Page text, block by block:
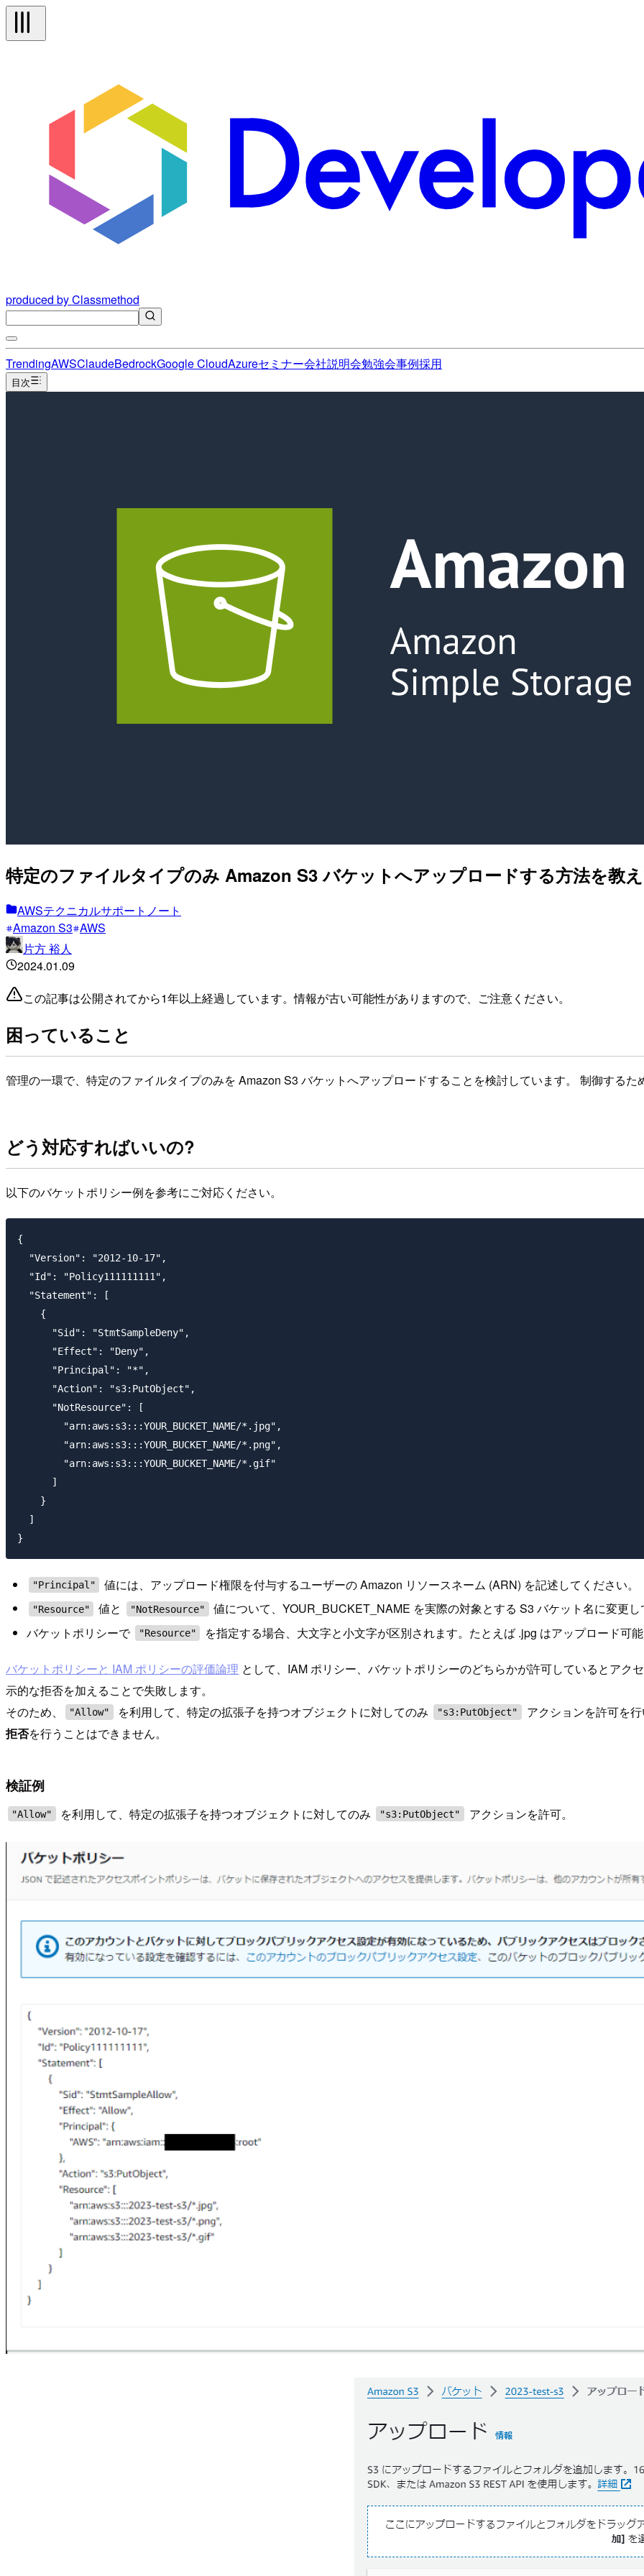
produced by Classmethod
TrendingAWSClaudeBedrockGoogle CloudAzureセミナー会社説明会勉強会事例採用
目次
特定のファイルタイプのみ Amazon S3 バケットへアップロードする方法を教
AWSテクニカルサポートノート
Amazon S3 AWS
片方 裕人
2024.01.09
この記事は公開されてから1年以上経過しています。情報が古い可能性がありますので、ご注意ください。
困っていること
管理の一環で、特定のファイルタイプのみを Amazon S3 バケットへアップロードすることを検討しています。 制御するた
どう対応すればいいの?
以下のバケットポリシー例を参考にご対応ください。
{
  "Version": "2012-10-17",
  "Id": "Policy111111111",
  "Statement": [
    {
      "Sid": "StmtSampleDeny",
      "Effect": "Deny",
      "Principal": "*",
      "Action": "s3:PutObject",
      "NotResource": [
        "arn:aws:s3:::YOUR_BUCKET_NAME/*.jpg",
        "arn:aws:s3:::YOUR_BUCKET_NAME/*.png",
        "arn:aws:s3:::YOUR_BUCKET_NAME/*.gif"
      ]
    }
  ]
"Principal" 値には、アップロード権限を付与するユーザーの Amazon リソースネーム (ARN) を記述してください。
"Resource" 値と "NotResource"
値について、YOUR_BUCKET_NAME を実際の対象とする S3 バケット名に変更し
バケットポリシーで
"Resource" を指定する場合、大文字と小文字が区別されます。たとえば .jpg はアップロード可能
バケットポリシーと IAM ポリシーの評価論理 として、IAM ポリシー、バケットポリシーのどちらかが許可しているとアク
示的な拒否を加えることで失敗します。
そのため、
"Allow" を利用して、特定の拡張子を持つオブジェクトに対してのみ "s3:PutObject" アクションを許可を
拒否を行うことはできません。
検証例
"Allow" を利用して、特定の拡張子を持つオブジェクトに対してのみ "s3:PutObject" アクションを許可。